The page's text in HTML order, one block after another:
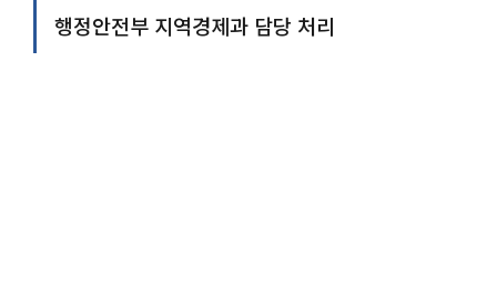
행정안전부 지역경제과 담당 처리